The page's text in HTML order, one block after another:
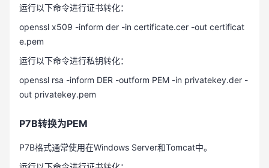
运行以下命令进行证书转化：
openssl x509 -inform der -in certificate.cer -out certificat
e.pem
运行以下命令进行私钥转化：
openssl rsa -inform DER -outform PEM -in privatekey.der -
out privatekey.pem
P7B转换为PEM
P7B格式通常使用在Windows Server和Tomcat中。